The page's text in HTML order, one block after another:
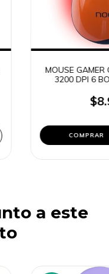
MOUSE GAMER
3200 DPI 6
a este